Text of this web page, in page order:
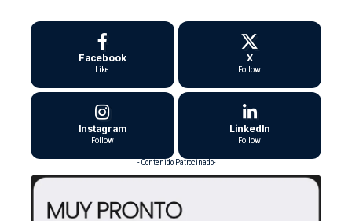
Facebook
Like
X
Follow
Instagram
Follow
LinkedIn
Follow
- Contenido Patrocinado-